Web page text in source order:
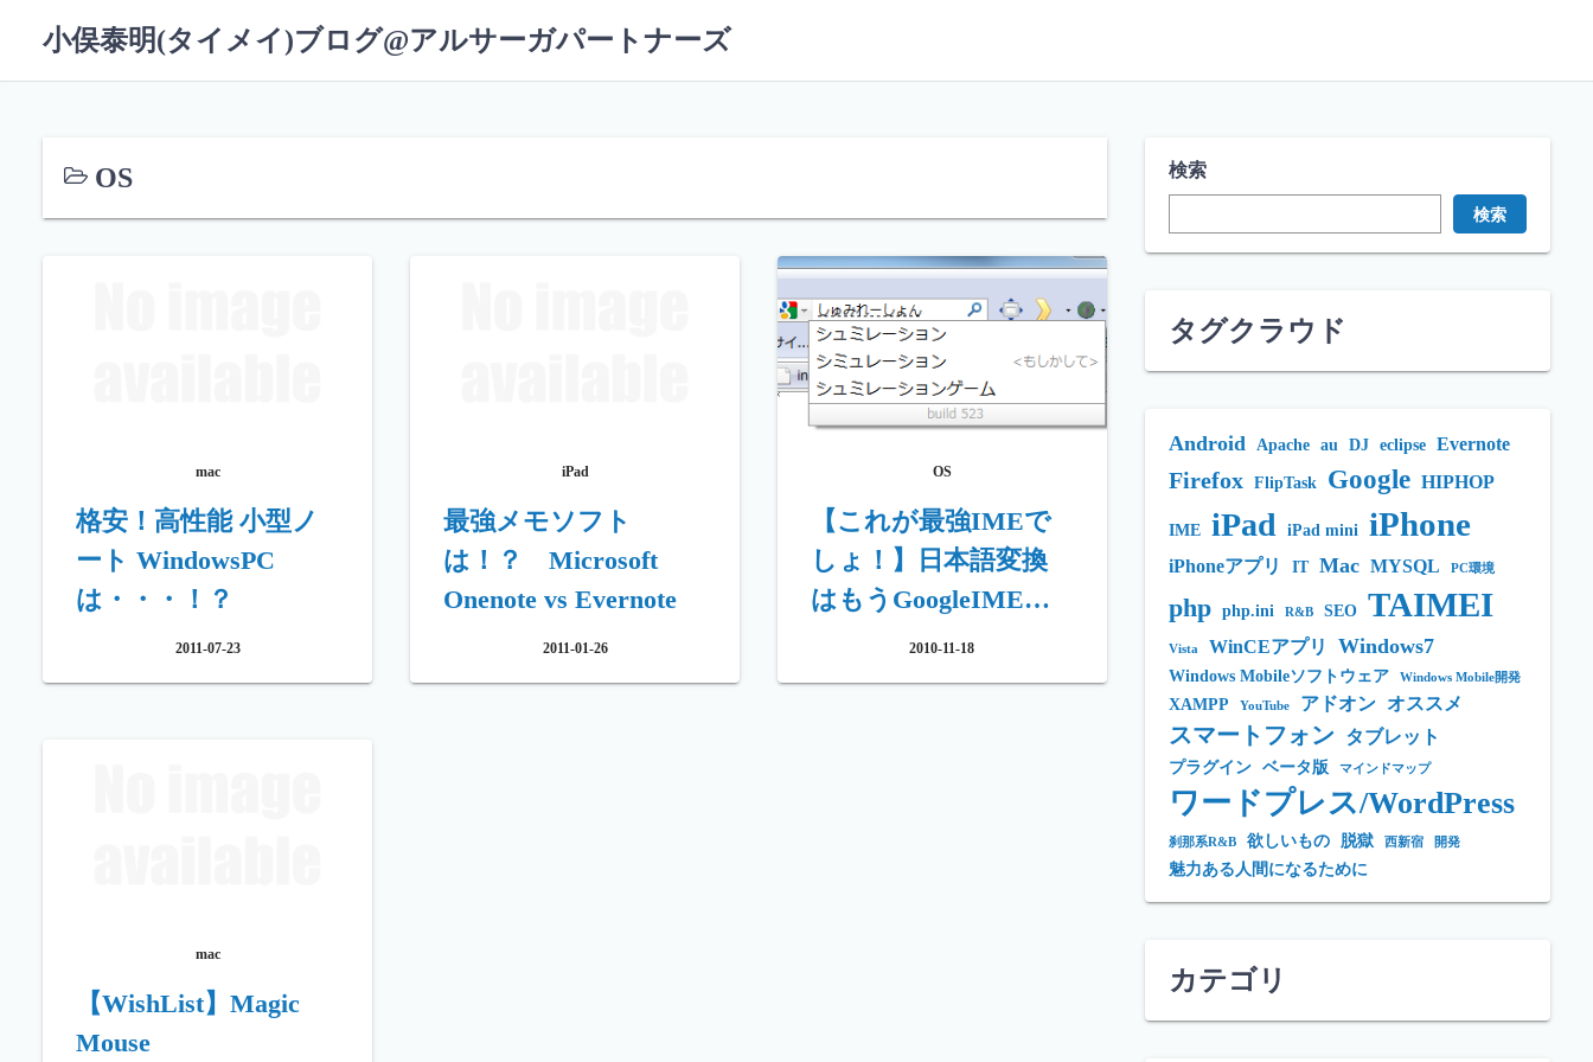
小俣泰明(タイメイ)ブログ@アルサーガパートナーズ
OS
mac
格安！高性能 小型ノ
ート WindowsPC
は・・・！？
2011-07-23
iPad
最強メモソフト
は！？ Microsoft
Onenote vs Evernote
2011-01-26
OS
【これが最強IMEで
しょ！】日本語変換
はもうGoogleIMEに
2010-11-18
mac
【WishList】Magic
Mouse
検索
検索
タグクラウド
Android Apache au DJ eclipse Evernote
Firefox FlipTask Google HIPHOP
IME iPad iPad mini iPhone
iPhoneアプリ IT Mac MYSQL PC環境
php php.ini R&B SEO TAIMEI
Vista WinCEアプリ Windows7
Windows Mobileソフトウェア Windows Mobile開発
XAMPP YouTube アドオン オススメ
スマートフォン タブレット
プラグイン ベータ版 マインドマップ
ワードプレス/WordPress
刹那系R&B 欲しいもの 脱獄 西新宿 開発
魅力ある人間になるために
カテゴリ